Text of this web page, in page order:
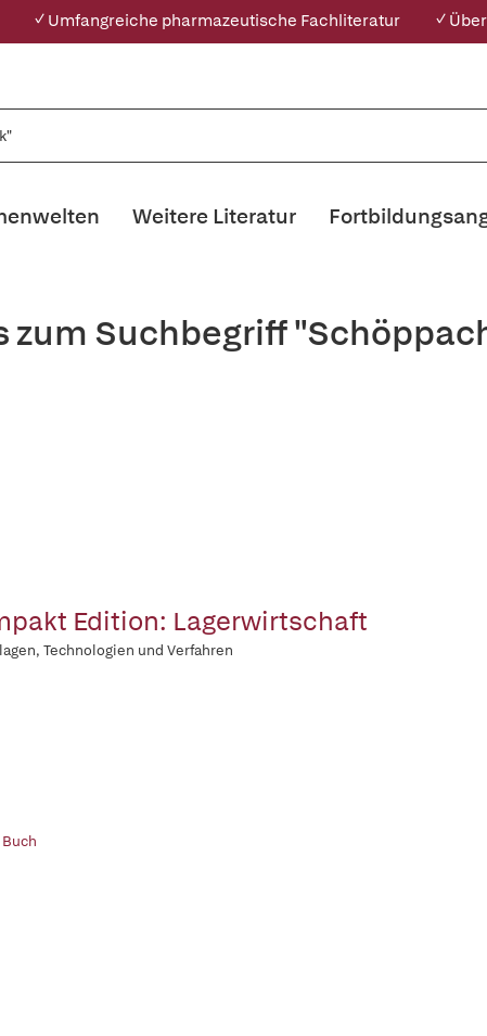
✓ Umfangreiche pharmazeutische Fachliteratur ✓
Weitere Literatur
zum Suchbegriff
Edition: Lagerwirtschaft
Technologien und Verfahren